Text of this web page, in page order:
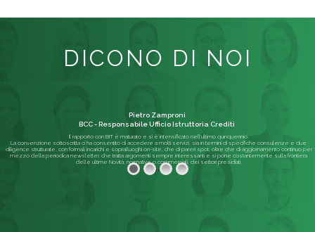
DICONO DI NOI
Il rapporto con BIT è maturato e si è intensificato nell'ultimo quinquennio.
La convenzione sottoscritta ci ha consentito di accedere a molti servizi, sia in termini di specifiche consulenze e due
diligence strutturate, con formali incarichi e sopralluoghi on-site, che di pareri spot; oltre che di aggiornamento continuo per
mezzo della periodica newsletter, che tratta argomenti sempre interessanti e si pone costantemente sulla frontiera
delle ultime Novità, normative o commerciali, dei settori presidiati.
Pietro Zamproni
BCC - Responsabile Ufficio Istruttoria Crediti
Leggi di più